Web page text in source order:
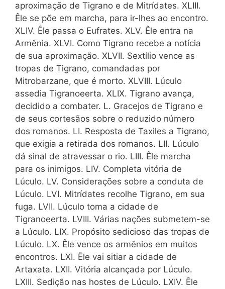
aproximação de Tigrano e de Mitrídates. XLIII.
Êle se põe em marcha, para ir-lhes ao encontro.
XLIV. Êle passa o Eufrates. XLV. Êle entra na
Armênia. XLVI. Como Tigrano recebe a notícia
de sua aproximação. XLVII. Sextílio vence as
tropas de Tigrano, comandadas por
Mitrobarzane, que é morto. XLVIII. Lúculo
assedia Tigranoeerta. XLIX. Tigrano avança,
decidido a combater. L. Gracejos de Tigrano e
de seus cortesãos sobre o reduzido número
dos romanos. LI. Resposta de Taxiles a Tigrano,
que exigia a retirada dos romanos. LII. Lúculo
dá sinal de atravessar o rio. LIII. Êle marcha
para os inimigos. LIV. Completa vitória de
Lúculo. LV. Considerações sobre a conduta de
Lúculo. LVI. Mitrídates recolhe Tigrano, em sua
fuga. LVII. Lúculo toma a cidade de
Tigranoeerta. LVIII. Várias nações submetem-se
a Lúculo. LIX. Propósito sedicioso das tropas de
Lúculo. LX. Êle vence os armênios em muitos
encontros. LXI. Êle vai sitiar a cidade de
Artaxata. LXII. Vitória alcançada por Lúculo.
LXIII. Sedição nas hostes de Lúculo. LXIV. Êle